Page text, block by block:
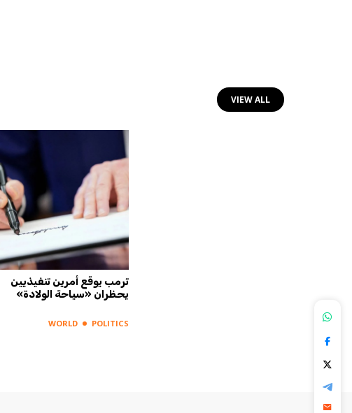
VIEW ALL
ترمب يوقع أمرين تنفيذيين
يحظران «سياحة الولادة»
WORLD POLITICS